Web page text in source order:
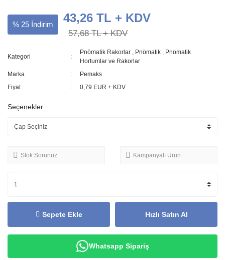
% 25 İndirim 43,26 TL + KDV
57,68 TL + KDV
Kategori
Pnömatik Rakorlar , Pnömatik , Pnömatik
Hortumlar ve Rakorlar
Marka
Pemaks
Fiyat
0,79 EUR + KDV
Seçenekler
Stok Sorunuz Kampanyalı Ürün
Sepete Ekle Hızlı Satın Al
Whatsapp Sipariş